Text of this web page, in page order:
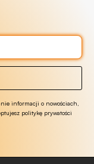
informacji o nowościach,
politykę prywatości